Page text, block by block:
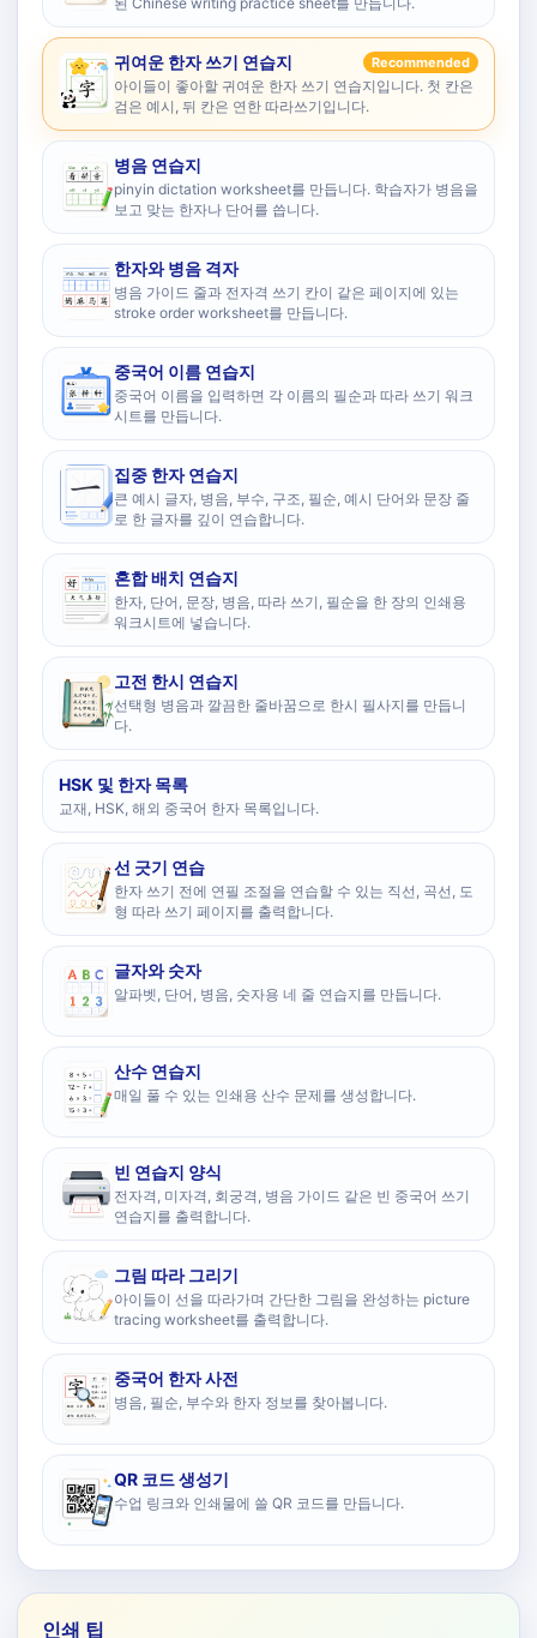
귀여운 한자 쓰기 연습지 Recommended
아이들이 좋아할 귀여운 한자 쓰기 연습지입니다. 첫 칸은
검은 예시, 뒤 칸은 연한 따라쓰기입니다.
병음 연습지
pinyin dictation worksheet를 만듭니다. 학습자가 병음을
보고 맞는 한자나 단어를 씁니다.
한자와 병음 격자
병음 가이드 줄과 전자격 쓰기 칸이 같은 페이지에 있는
stroke order worksheet를 만듭니다.
중국어 이름 연습지
중국어 이름을 입력하면 각 이름의 필순과 따라 쓰기 워크
시트를 만듭니다.
집중 한자 연습지
큰 예시 글자, 병음, 부수, 구조, 필순, 예시 단어와 문장 줄
로 한 글자를 깊이 연습합니다.
혼합 배치 연습지
한자, 단어, 문장, 병음, 따라 쓰기, 필순을 한 장의 인쇄용
워크시트에 넣습니다.
고전 한시 연습지
선택형 병음과 깔끔한 줄바꿈으로 한시 필사지를 만듭니
다.
HSK 및 한자 목록
교재, HSK, 해외 중국어 한자 목록입니다.
선 긋기 연습
한자 쓰기 전에 연필 조절을 연습할 수 있는 직선, 곡선, 도
형 따라 쓰기 페이지를 출력합니다.
글자와 숫자
알파벳, 단어, 병음, 숫자용 네 줄 연습지를 만듭니다.
산수 연습지
매일 풀 수 있는 인쇄용 산수 문제를 생성합니다.
빈 연습지 양식
전자격, 미자격, 회궁격, 병음 가이드 같은 빈 중국어 쓰기
연습지를 출력합니다.
그림 따라 그리기
아이들이 선을 따라가며 간단한 그림을 완성하는 picture
tracing worksheet를 출력합니다.
중국어 한자 사전
병음, 필순, 부수와 한자 정보를 찾아봅니다.
QR 코드 생성기
수업 링크와 인쇄물에 쓸 QR 코드를 만듭니다.
인쇄 팁